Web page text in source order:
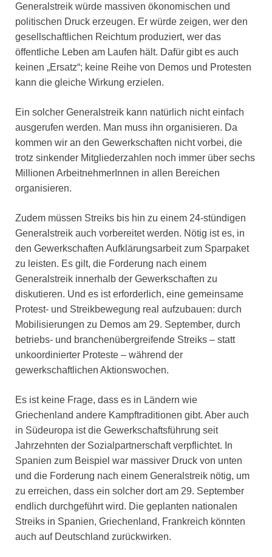
Generalstreik würde massiven ökonomischen und
politischen Druck erzeugen. Er würde zeigen, wer den
gesellschaftlichen Reichtum produziert, wer das
öffentliche Leben am Laufen hält. Dafür gibt es auch
keinen „Ersatz“; keine Reihe von Demos und Protesten
kann die gleiche Wirkung erzielen.
Ein solcher Generalstreik kann natürlich nicht einfach
ausgerufen werden. Man muss ihn organisieren. Da
kommen wir an den Gewerkschaften nicht vorbei, die
trotz sinkender Mitgliederzahlen noch immer über sechs
Millionen ArbeitnehmerInnen in allen Bereichen
organisieren.
Zudem müssen Streiks bis hin zu einem 24-stündigen
Generalstreik auch vorbereitet werden. Nötig ist es, in
den Gewerkschaften Aufklärungsarbeit zum Sparpaket
zu leisten. Es gilt, die Forderung nach einem
Generalstreik innerhalb der Gewerkschaften zu
diskutieren. Und es ist erforderlich, eine gemeinsame
Protest- und Streikbewegung real aufzubauen: durch
Mobilisierungen zu Demos am 29. September, durch
betriebs- und branchenübergreifende Streiks – statt
unkoordinierter Proteste – während der
gewerkschaftlichen Aktionswochen.
Es ist keine Frage, dass es in Ländern wie
Griechenland andere Kampftraditionen gibt. Aber auch
in Südeuropa ist die Gewerkschaftsführung seit
Jahrzehnten der Sozialpartnerschaft verpflichtet. In
Spanien zum Beispiel war massiver Druck von unten
und die Forderung nach einem Generalstreik nötig, um
zu erreichen, dass ein solcher dort am 29. September
endlich durchgeführt wird. Die geplanten nationalen
Streiks in Spanien, Griechenland, Frankreich könnten
auch auf Deutschland zurückwirken.